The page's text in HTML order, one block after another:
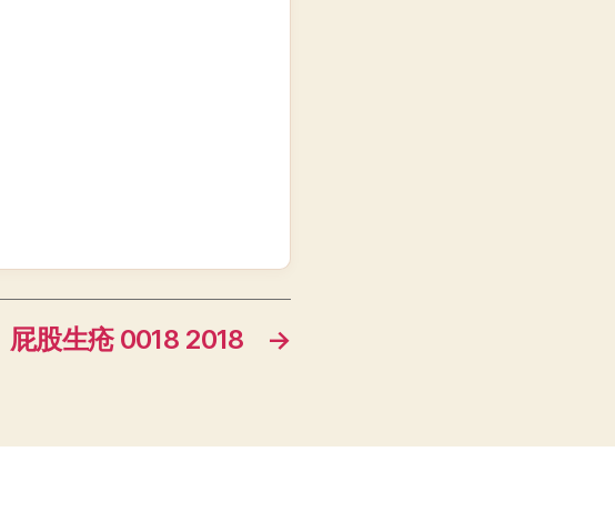
→
屁股生疮 0018 2018